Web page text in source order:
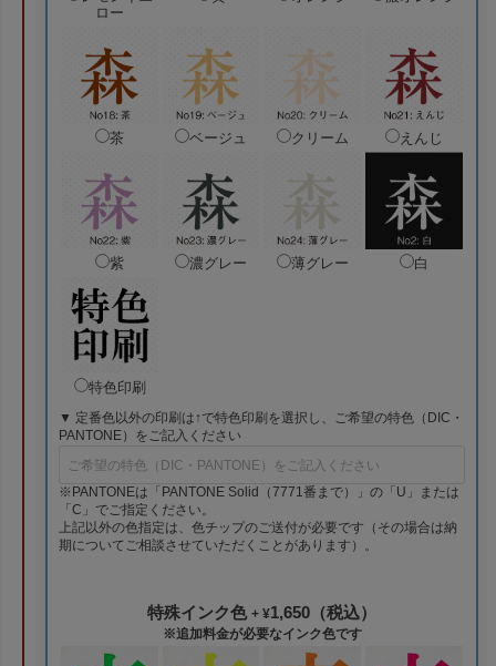
ロー
茶 ベージュ クリーム えんじ
紫 濃グレー 薄グレー 白
特色印刷
▼ 定番色以外の印刷は↑で特色印刷を選択し、ご希望の特色（DIC・
PANTONE）をご記入ください
※PANTONEは「PANTONE Solid（7771番まで）」の「U」または
「C」でご指定ください。
上記以外の色指定は、色チップのご送付が必要です（その場合は納
期についてご相談させていただくことがあります）。
特殊インク色 + ¥1,650（税込）
※追加料金が必要なインク色です